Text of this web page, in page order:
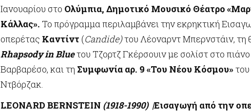
Ιανουαρίου στο Ολύμπια, Δημοτικό Μουσικό Θέατρο
Κάλλας». Το πρόγραμμα περιλαμβάνει την εκρηκτική
οπερέτας Καντίντ (Candide)του Λέοναρντ Μπερνστάιν, τη
Rhapsody in Blueτου Τζορτζ Γκέρσουιν με σολίστ στο
Βαρβαρέσο, και τη Συμφωνία αρ. 9 «Του Νέου Κόσμου»
Ντβόρζακ.
LEONARD BERNSTEIN (1918-1990) |Εισαγωγή από την